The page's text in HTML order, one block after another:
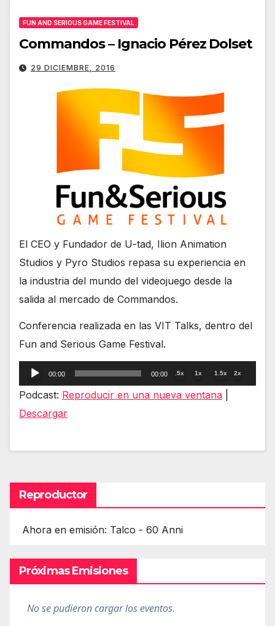
FUN AND SERIOUS GAME FESTIVAL
Commandos – Ignacio Pérez Dolset
29 DICIEMBRE, 2016
El CEO y Fundador de U-tad, Ilion Animation
Studios y Pyro Studios repasa su experiencia en
la industria del mundo del videojuego desde la
salida al mercado de Commandos.
Conferencia realizada en las VIT Talks, dentro del
Fun and Serious Game Festival.
Reproductor
de
00:00 00:00 .5x 1x 1.5x 2x
Podcast: Reproducir en una nueva ventana
Descargar
Reproductor
Ahora en emisión: Talco - 60 Anni
Próximas Emisiones